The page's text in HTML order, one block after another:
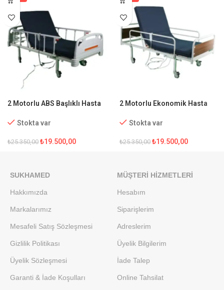
2 Motorlu ABS Başlıklı Hasta
Stokta var
₺25.350,00 ₺19.500,00
2 Motorlu Ekonomik Hasta
Stokta var
₺25.350,00 ₺19.500,00
SUKHAMED
Hakkımızda
Markalarımız
Mesafeli Satış Sözleşmesi
Gizlilik Politikası
Üyelik Sözleşmesi
Garanti & İade Koşulları
MÜŞTERI HIZMETLERI
Hesabım
Siparişlerim
Adreslerim
Üyelik Bilgilerim
İade Talep
Online Tahsilat